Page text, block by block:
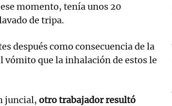
momento, tenía unos 20
de tripa.
después como consecuencia de la
vómito que la inhalación de estos le
juncial, otro trabajador resultó